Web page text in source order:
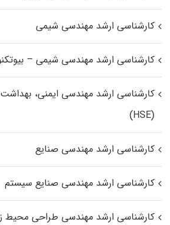
کارشناسی ارشد مهندسی شیمی
کارشناسی ارشد مهندسی شیمی –
کارشناسی ارشد مهندسی ایمنی،
(HSE)
کارشناسی ارشد مهندسی صنایع
کارشناسی ارشد مهندسی صنایع سیستم
کارشناسی ارشد مهندسی طراحی